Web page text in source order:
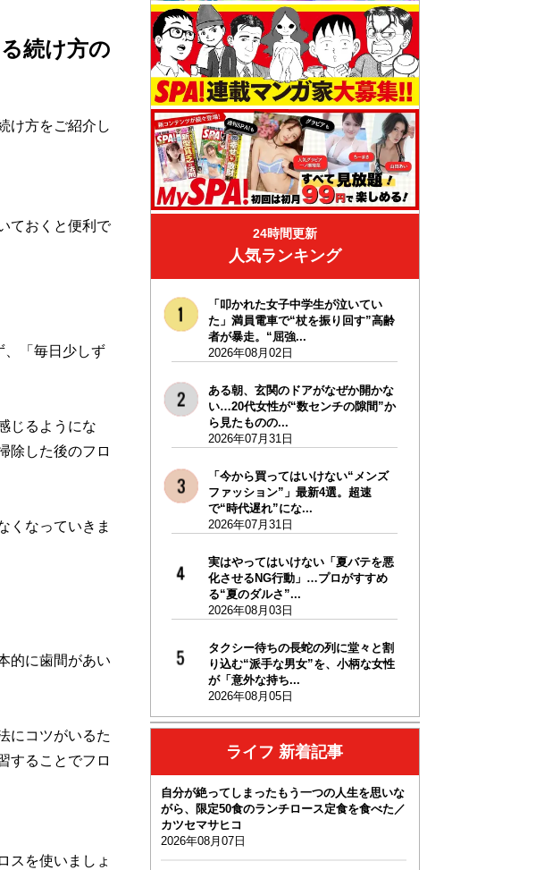
続け方の
け方をご紹介し
ておくと便利で
、「毎日少しず
じるようにな
除した後のフロ
くなっていきま
的に歯間があい
にコツがいるた
することでフロ
スを使いましょ
24時間更新
人気ランキング
「叩かれた女子中学生が泣いてい
た」満員電車で“杖を振り回す”高齢
者が暴走。“屈強...
2026年08月02日
ある朝、玄関のドアがなぜか開かな
い…20代女性が“数センチの隙間”か
ら見たものの...
2026年07月31日
「今から買ってはいけない“メンズ
ファッション”」最新4選。超速
で“時代遅れ”にな...
2026年07月31日
実はやってはいけない「夏バテを悪
化させるNG行動」…プロがすすめ
る“夏のダルさ”...
2026年08月03日
タクシー待ちの長蛇の列に堂々と割
り込む“派手な男女”を、小柄な女性
が「意外な持ち...
2026年08月05日
ライフ 新着記事
自分が絶ってしまったもう一つの人生を思いな
がら、限定50食のランチロース定食を食べた／
カツセマサヒコ
2026年08月07日